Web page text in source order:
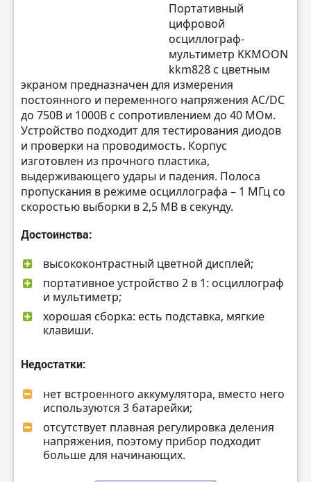
Портативный
цифровой
осциллограф-
мультиметр KKMOON
kkm828 с цветным
экраном предназначен для измерения
постоянного и переменного напряжения AC/DC
до 750В и 1000В с сопротивлением до 40 МОм.
Устройство подходит для тестирования диодов
и проверки на проводимость. Корпус
изготовлен из прочного пластика,
выдерживающего удары и падения. Полоса
пропускания в режиме осциллографа – 1 МГц со
скоростью выборки в 2,5 МВ в секунду.
Достоинства:
высококонтрастный цветной дисплей;
портативное устройство 2 в 1: осциллограф
и мультиметр;
хорошая сборка: есть подставка, мягкие
клавиши.
Недостатки:
нет встроенного аккумулятора, вместо него
используются 3 батарейки;
отсутствует плавная регулировка деления
напряжения, поэтому прибор подходит
больше для начинающих.